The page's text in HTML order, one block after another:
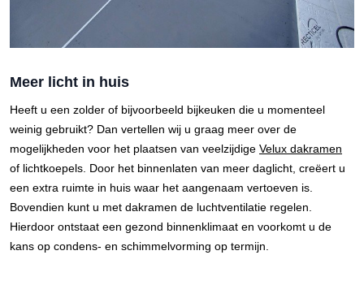
Meer licht in huis
Heeft u een zolder of bijvoorbeeld bijkeuken die u momenteel
weinig gebruikt? Dan vertellen wij u graag meer over de
mogelijkheden voor het plaatsen van veelzijdige Velux dakramen
of lichtkoepels. Door het binnenlaten van meer daglicht, creëert u
een extra ruimte in huis waar het aangenaam vertoeven is.
Bovendien kunt u met dakramen de luchtventilatie regelen.
Hierdoor ontstaat een gezond binnenklimaat en voorkomt u de
kans op condens- en schimmelvorming op termijn.